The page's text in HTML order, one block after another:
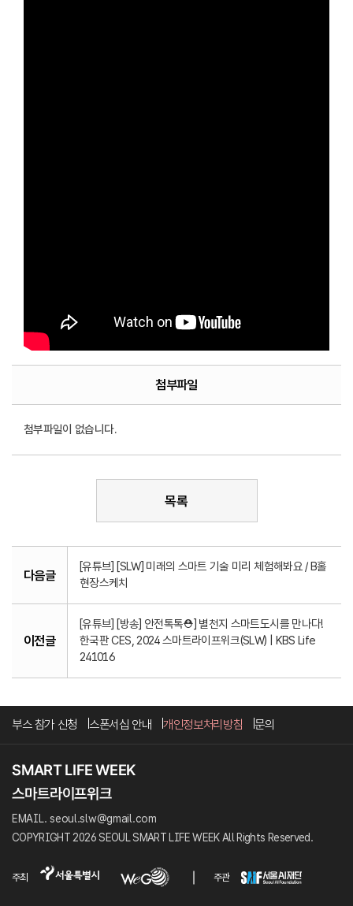
첨부파일
첨부파일이 없습니다.
목록
다음글
[유튜브] [SLW] 미래의 스마트 기술 미리 체험해봐요 / B홀
현장스케치
이전글
[유튜브] [방송] 안전톡톡⛑️] 별천지 스마트도시를 만나다!
한국판 CES, 2024 스마트라이프위크(SLW) | KBS Life
241016
부스 참가 신청 스폰서십 안내 개인정보처리방침 문의
EMAIL. seoul.slw@gmail.com
COPYRIGHT 2026 SEOUL SMART LIFE WEEK All Rights Reserved.
주최 주관